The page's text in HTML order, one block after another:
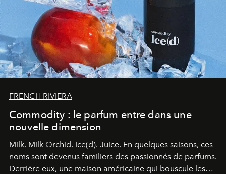
FRENCH RIVIERA
Commodity : le parfum entre dans une
nouvelle dimension
Milk. Milk Orchid. Ice(d). Juice. En quelques saisons, ces
noms sont devenus familiers des passionnés de parfums.
Derrière eux, une maison américaine qui bouscule les